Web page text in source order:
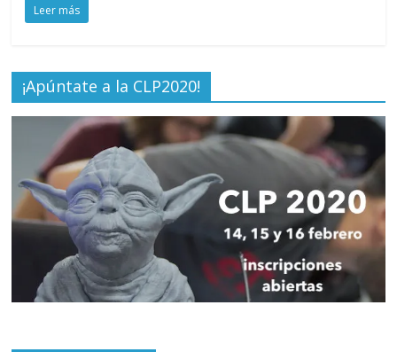
Leer más
¡Apúntate a la CLP2020!